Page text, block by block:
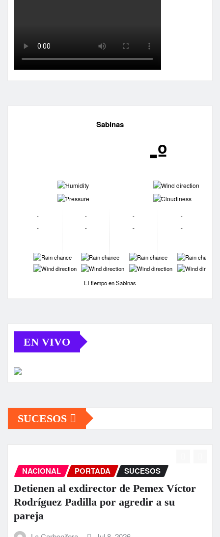
Sabinas
-º
-
-
-
-
-
-
-
-
-
-
-
-
-
-
-
-
-
-
-
-
El tiempo en Sabinas
EN VIVO
SUCESOS
NACIONAL PORTADA SUCESOS
Detienen al exdirector de Pemex Víctor
Rodríguez Padilla por agredir a su
pareja